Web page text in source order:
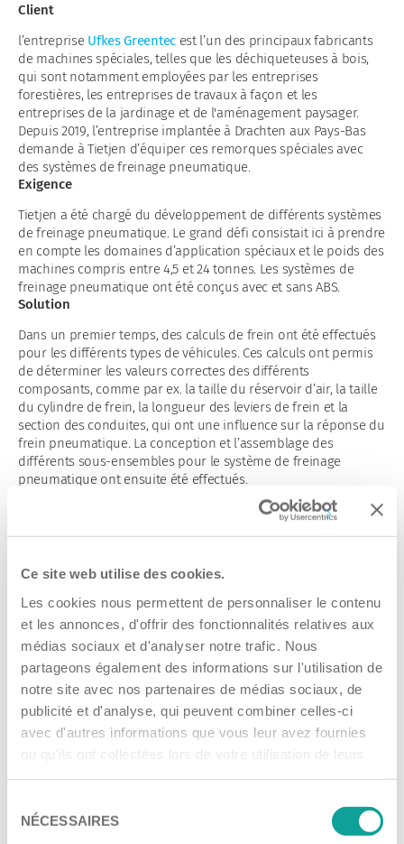
Ce site web utilise des cookies.
Les cookies nous permettent de personnaliser le contenu
et les annonces, d'offrir des fonctionnalités relatives aux
médias sociaux et d'analyser notre trafic. Nous
partageons également des informations sur l'utilisation de
notre site avec nos partenaires de médias sociaux, de
publicité et d'analyse, qui peuvent combiner celles-ci
avec d'autres informations que vous leur avez fournies
ou qu'ils ont collectées lors de votre utilisation de leurs
NÉCESSAIRES
Client
l’entreprise Ufkes Greentecest l’un des principaux fabricants
de machines spéciales, telles que les déchiqueteuses à bois,
qui sont notamment employées par les entreprises
forestières, les entreprises de travaux à façon et les
entreprises de la jardinage et de l'aménagement paysager.
Depuis 2019, l’entreprise implantée à Drachten aux Pays-Bas
demande à Tietjen d’équiper ces remorques spéciales avec
des systèmes de freinage pneumatique.
Exigence
Tietjen a été chargé du développement de différents systèmes
de freinage pneumatique. Le grand défi consistait ici à prendre
en compte les domaines d’application spéciaux et le poids des
machines compris entre 4,5 et 24 tonnes. Les systèmes de
freinage pneumatique ont été conçus avec et sans ABS.
Solution
Dans un premier temps, des calculs de frein ont été effectués
pour les différents types de véhicules. Ces calculs ont permis
de déterminer les valeurs correctes des différents
composants, comme par ex. la taille du réservoir d’air, la taille
du cylindre de frein, la longueur des leviers de frein et la
section des conduites, qui ont une influence sur la réponse du
frein pneumatique. La conception et l’assemblage des
différents sous-ensembles pour le système de freinage
pneumatique ont ensuite été effectués.
prémontés. Cela est particulièrement important pour le service
après-vente de l’entreprise Ufkes Greentec, car l’entretien d’un
petit stock de pièces de rechange est suffisant, de nombreux
composants pneumatiques étant identiques pour les
différentes machines.
Témoignages de clients
« Depuis 2019, nous achetons des systèmes de freinage
pneumatique fabriqués par Tietjen. La connaissance des
systèmes de freinage et l’ambition de faire les choses
chacune de nos machines. »
Lieuwe van der Plaats